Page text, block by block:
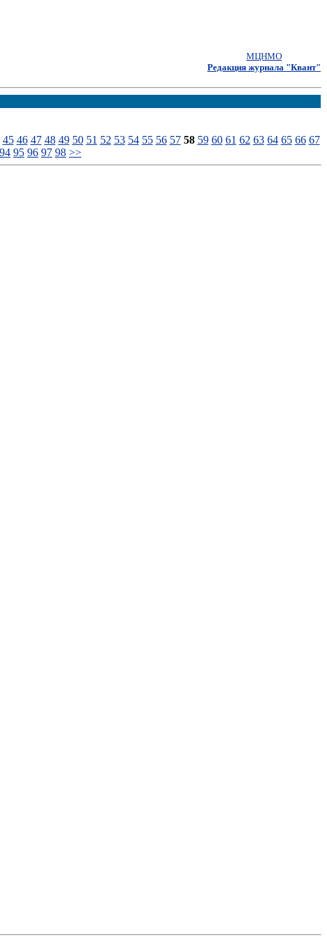
МЦНМО
Редакция журнала "Квант"
45 46 47 48 49 50 51 52 53 54 55 56 57 58 59 60 61 62 63 64 65 66 67
94 95 96 97 98 >>